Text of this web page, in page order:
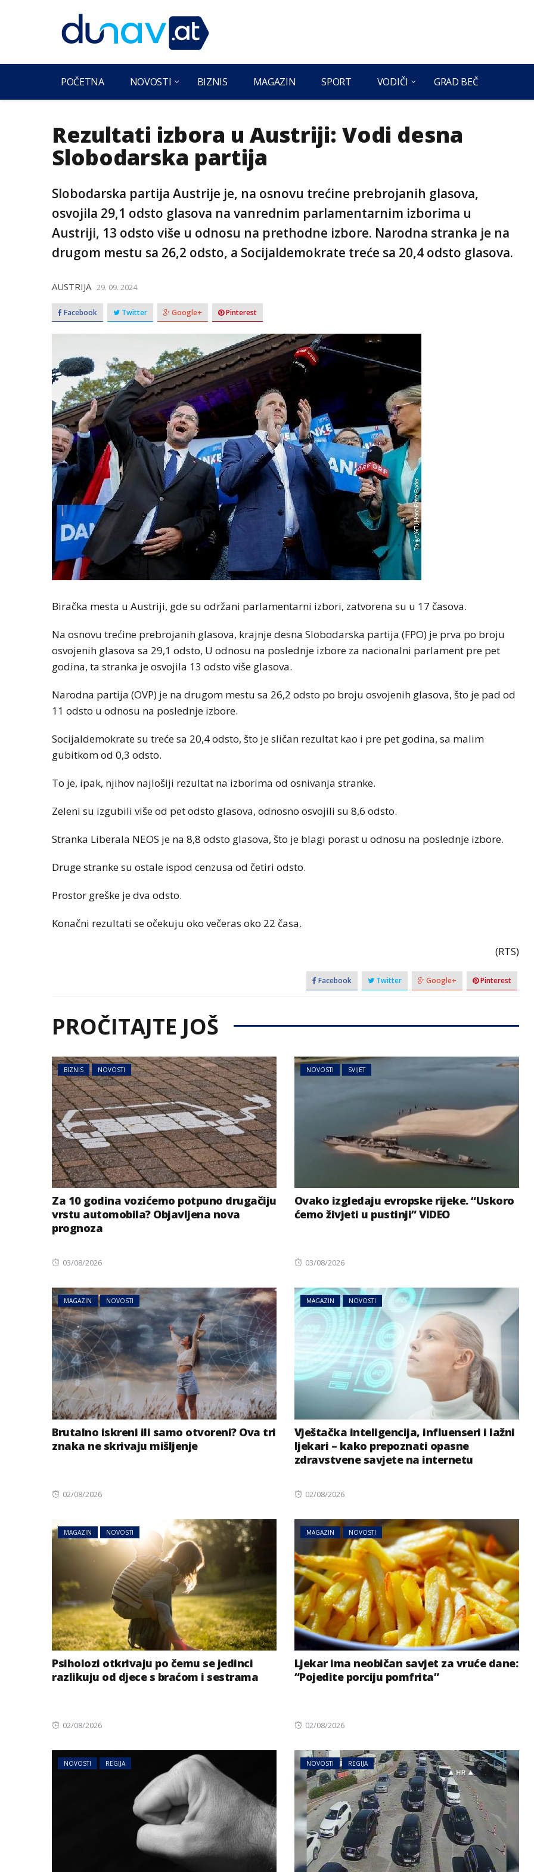
POČETNA NOVOSTI BIZNIS MAGAZIN SPORT VODIČI GRAD BEČ
Rezultati izbora u Austriji: Vodi desna
Slobodarska partija
Slobodarska partija Austrije je, na osnovu trećine prebrojanih glasova,
osvojila 29,1 odsto glasova na vanrednim parlamentarnim izborima u
Austriji, 13 odsto više u odnosu na prethodne izbore. Narodna stranka je na
drugom mestu sa 26,2 odsto, a Socijaldemokrate treće sa 20,4 odsto glasova.
AUSTRIJA 29. 09. 2024.
Facebook Twitter Google+ Pinterest
Biračka mesta u Austriji, gde su održani parlamentarni izbori, zatvorena su u 17 časova.
Na osnovu trećine prebrojanih glasova, krajnje desna Slobodarska partija (FPO) je prva po broju
osvojenih glasova sa 29,1 odsto, U odnosu na poslednje izbore za nacionalni parlament pre pet
godina, ta stranka je osvojila 13 odsto više glasova.
Narodna partija (OVP) je na drugom mestu sa 26,2 odsto po broju osvojenih glasova, što je pad od
11 odsto u odnosu na poslednje izbore.
Socijaldemokrate su treće sa 20,4 odsto, što je sličan rezultat kao i pre pet godina, sa malim
gubitkom od 0,3 odsto.
To je, ipak, njihov najlošiji rezultat na izborima od osnivanja stranke.
Zeleni su izgubili više od pet odsto glasova, odnosno osvojili su 8,6 odsto.
Stranka Liberala NEOS je na 8,8 odsto glasova, što je blagi porast u odnosu na poslednje izbore.
Druge stranke su ostale ispod cenzusa od četiri odsto.
Prostor greške je dva odsto.
Konačni rezultati se očekuju oko večeras oko 22 časa.
(RTS)
Facebook Twitter Google+ Pinterest
PROČITAJTE JOŠ
BIZNIS NOVOSTI
Za 10 godina vozićemo potpuno drugačiju
vrstu automobila? Objavljena nova
prognoza
Posted
03/08/2026
NOVOSTI SVIJET
Ovako izgledaju evropske rijeke. “Uskoro
ćemo živjeti u pustinji” VIDEO
Posted
03/08/2026
MAGAZIN NOVOSTI
Brutalno iskreni ili samo otvoreni? Ova tri
znaka ne skrivaju mišljenje
Posted
02/08/2026
MAGAZIN NOVOSTI
Vještačka inteligencija, influenseri i lažni
ljekari – kako prepoznati opasne
zdravstvene savjete na internetu
Posted
02/08/2026
MAGAZIN NOVOSTI
Psiholozi otkrivaju po čemu se jedinci
razlikuju od djece s braćom i sestrama
Posted
02/08/2026
MAGAZIN NOVOSTI
Ljekar ima neobičan savjet za vruće dane:
“Pojedite porciju pomfrita”
Posted
02/08/2026
NOVOSTI REGIJA NOVOSTI REGIJA